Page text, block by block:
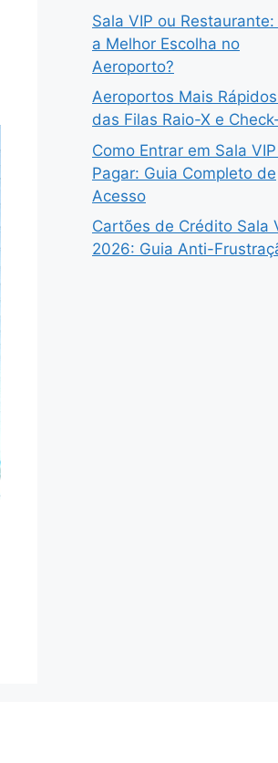
Sala VIP ou Restaurante:
a Melhor Escolha no
Aeroporto?
Aeroportos Mais
das Filas Raio-X e
Como Entrar em Sala
Pagar: Guia Completo de
Acesso
Cartões de Crédito Sala
2026: Guia Anti-